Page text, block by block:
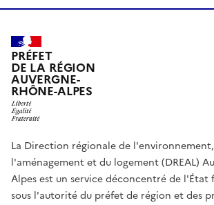
PRÉFET
DE LA RÉGION
AUVERGNE-
RHÔNE-ALPES
La Direction régionale de
l'aménagement et du logement (DREAL)
Alpes est un service déconcentré de l'État
sous l'autorité du préfet de région et des